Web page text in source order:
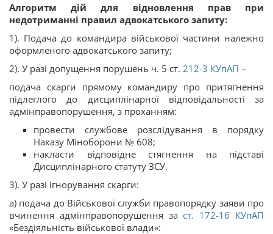
Алгоритм дій для відновлення прав при
недотриманні правил адвокатського запиту:
1). Подача до командира військової частини належно
оформленого адвокатського запиту;
2). У разі допущення порушень ч. 5 ст. 212-3 КУпАП –
подача скарги прямому командиру про притягнення
підлеглого до дисциплінарної відповідальності за
адмінправопорушення, з проханням:
провести службове розслідування в порядку
Наказу Міноборони № 608;
накласти відповідне стягнення на підставі
Дисциплінарного статуту ЗСУ.
3). У разі ігнорування скарги:
а) подача до Військової служби правопорядку заяви про
вчинення адмінправопорушення заст. 172-16 КУпАП
«Бездіяльність військової влади»: